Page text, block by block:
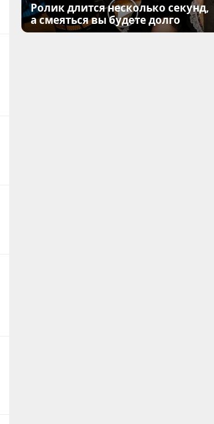
Ролик длится несколько секунд,
а смеяться вы будете долго